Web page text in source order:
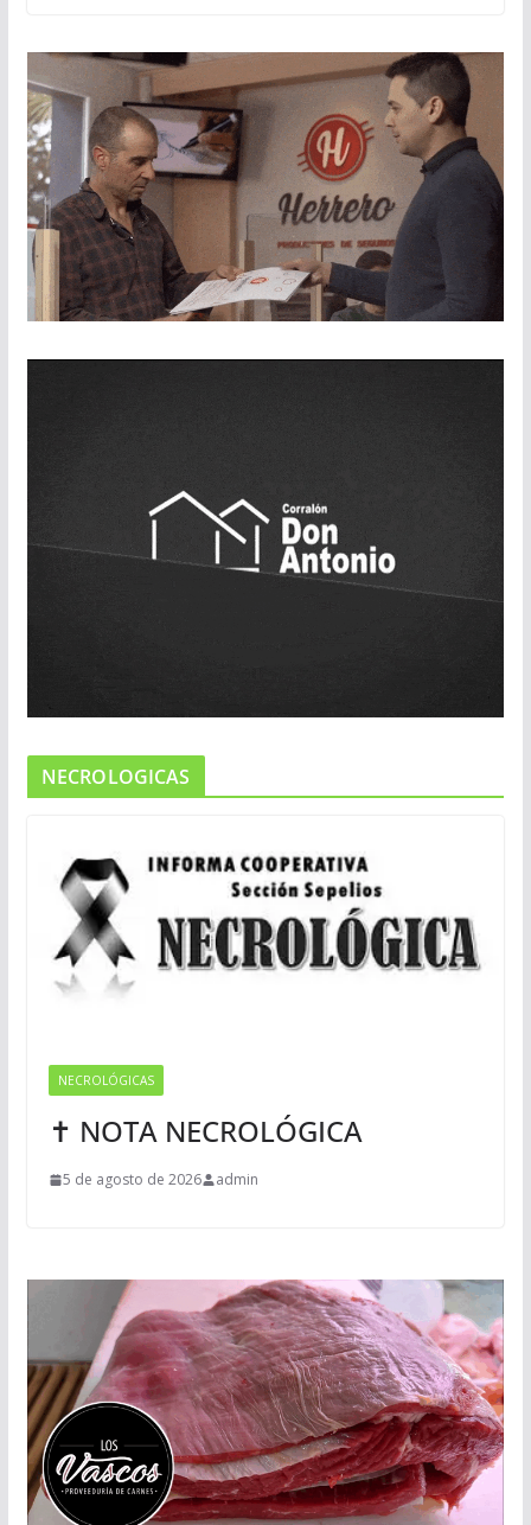
NECROLOGICAS
NECROLÓGICAS
✝ NOTA NECROLÓGICA
5 de agosto de 2026 admin